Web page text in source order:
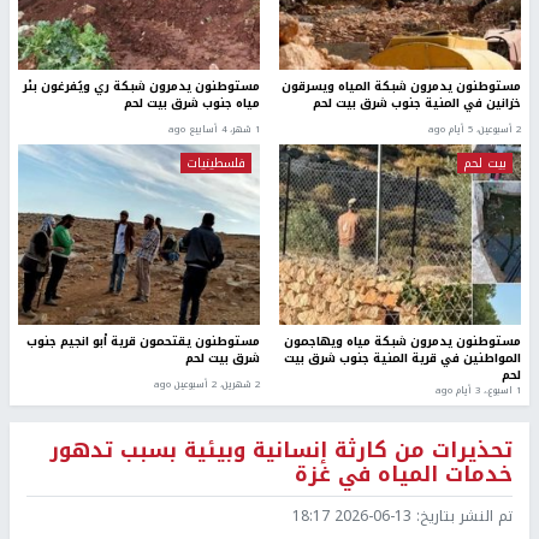
مستوطنون يدمرون شبكة المياه ويسرقون
خزانين في المنية جنوب شرق بيت لحم
2 أسبوعين، 5 أيام ago
مستوطنون يدمرون شبكة ري ويُفرغون بئر
مياه جنوب شرق بيت لحم
1 شهر، 4 أسابيع ago
بيت لحم
مستوطنون يدمرون شبكة مياه ويهاجمون
المواطنين في قرية المنية جنوب شرق بيت
لحم
1 اسبوع.، 3 أيام ago
فلسطينيات
مستوطنون يقتحمون قرية أبو انجيم جنوب
شرق بيت لحم
2 شهرين، 2 أسبوعين ago
تحذيرات من كارثة إنسانية وبيئية بسبب تدهور
خدمات المياه في غزة
تم النشر بتاريخ: 2026-06-13 18:17